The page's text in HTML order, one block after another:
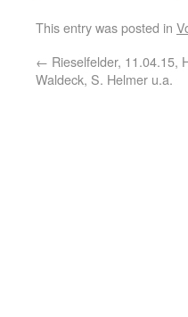
This entry was posted in
← Rieselfelder, 11.04.15,
Waldeck, S. Helmer u.a.